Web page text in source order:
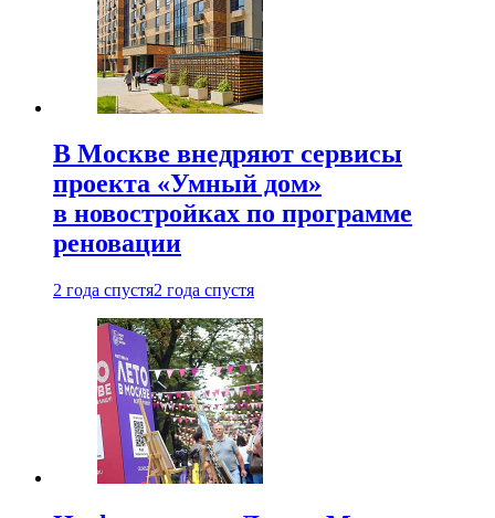
В Москве внедряют сервисы
проекта «Умный дом»
в новостройках по программе
реновации
2 года спустя2 года спустя